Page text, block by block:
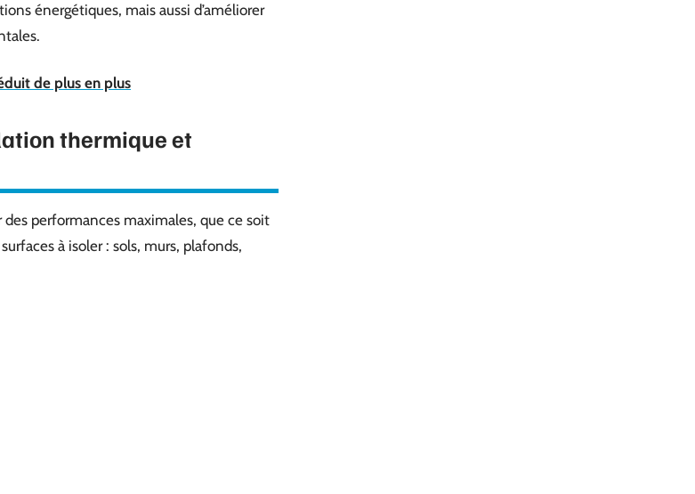
énergétiques, mais aussi d’améliorer
de plus en plus
thermique et
des performances maximales, que ce soit
à isoler : sols, murs, plafonds,